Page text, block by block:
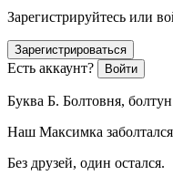
Зарегистрируйтесь или
Зарегистрироваться
Есть аккаунт? Войти
Буква Б. Болтовня, болтун
Наш Максимка
Без друзей, один остался.